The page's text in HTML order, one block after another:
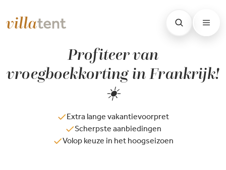
Profiteer van
vroegboekkorting in Frankrijk!
☀️
Extra lange vakantievoorpret
Scherpste aanbiedingen
Volop keuze in het hoogseizoen